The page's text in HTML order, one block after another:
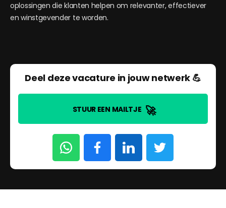
oplossingen die klanten helpen om relevanter, effectiever
en winstgevender te worden.
Deel deze vacature in jouw netwerk 💪
STUUR EEN MAILTJE 🚀